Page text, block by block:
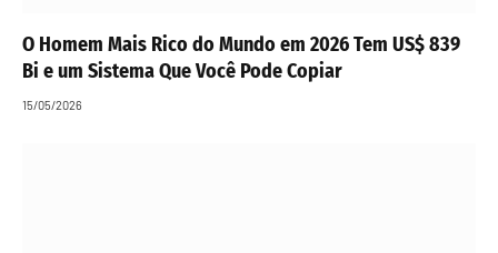
O Homem Mais Rico do Mundo em 2026 Tem US$ 839
Bi e um Sistema Que Você Pode Copiar
15/05/2026